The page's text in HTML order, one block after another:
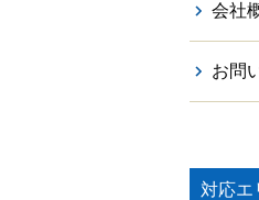
会社
お問
対応エ